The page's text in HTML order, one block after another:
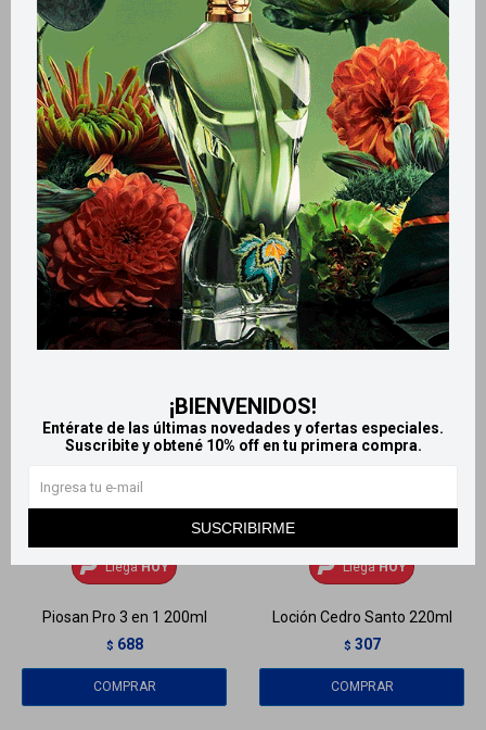
¡BIENVENIDOS!
Entérate de las últimas novedades y ofertas especiales.
Suscribite y obtené 10% off en tu primera compra.
SUSCRIBIRME
Llega
HOY
Uze Advanced Peine Fino
para Cabellos Cortos
$ 494
LlegaHOY
LlegaHOY
Piojiglass 120ml
635 $ 794
LlegaHOY
Piosan Pro 3 en 1 200ml
$ 688
LlegaHOY
Loción Cedro Santo 220ml
$ 307